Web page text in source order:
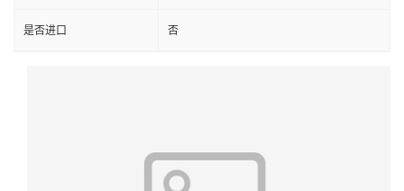
是否进口 否